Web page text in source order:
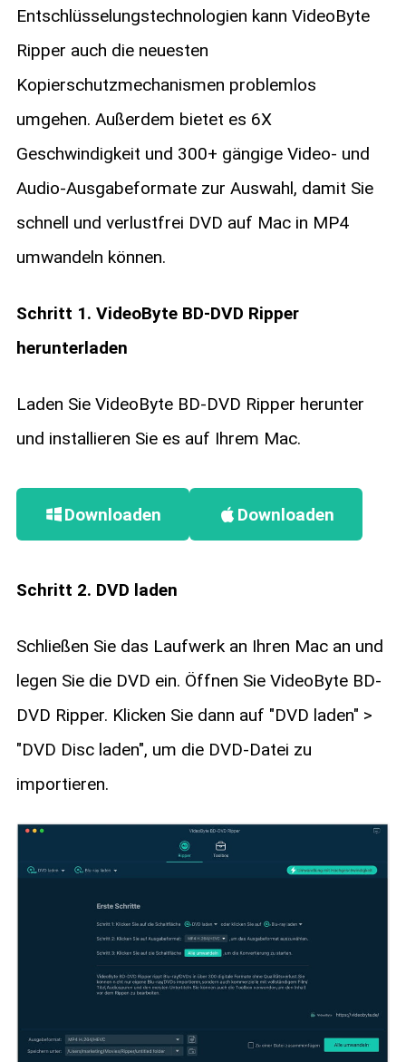
Entschlüsselungstechnologien kann VideoByte
Ripper auch die neuesten
Kopierschutzmechanismen problemlos
umgehen. Außerdem bietet es 6X
Geschwindigkeit und 300+ gängige Video- und
Audio-Ausgabeformate zur Auswahl, damit Sie
schnell und verlustfrei DVD auf Mac in MP4
umwandeln können.
Schritt 1. VideoByte BD-DVD Ripper
herunterladen
Laden Sie VideoByte BD-DVD Ripper herunter
und installieren Sie es auf Ihrem Mac.
Downloaden Downloaden
Schritt 2. DVD laden
Schließen Sie das Laufwerk an Ihren Mac an und
legen Sie die DVD ein. Öffnen Sie VideoByte BD-
DVD Ripper. Klicken Sie dann auf "DVD laden" >
"DVD Disc laden", um die DVD-Datei zu
importieren.